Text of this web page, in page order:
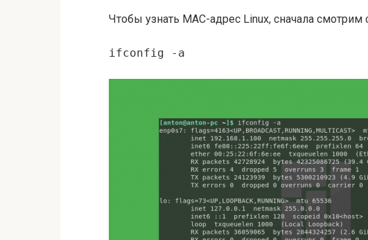
Чтобы узнать MAC-адрес Linux, сначала смотрим
ifconfig -a